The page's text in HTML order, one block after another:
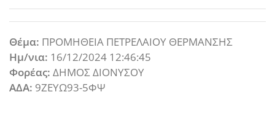
Θέμα: ΠΡΟΜΗΘΕΙΑ ΠΕΤΡΕΛΑΙΟΥ ΘΕΡΜΑΝΣΗΣ
Ημ/νια: 16/12/2024 12:46:45
Φορέας: ΔΗΜΟΣ ΔΙΟΝΥΣΟΥ
ΑΔΑ: 9ΖΕΥΩ93-5ΦΨ